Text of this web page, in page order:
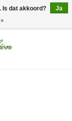
0 Artikelen - €0,00
Is dat akkoord?
Ja